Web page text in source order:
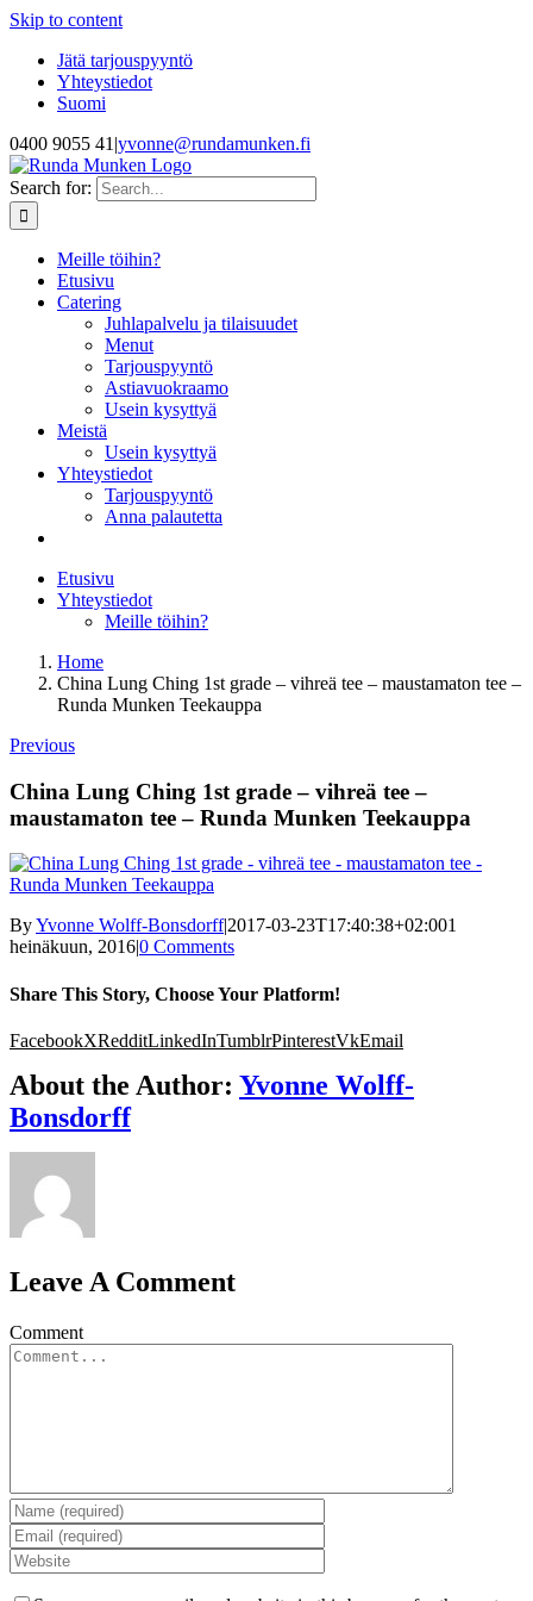
Skip to content
Jätä tarjouspyyntö
Yhteystiedot
Suomi
0400 9055 41 |yvonne@rundamunken.fi
Search for:
Meille töihin?
Etusivu
Catering
Juhlapalvelu ja tilaisuudet
Menut
Tarjouspyyntö
Astiavuokraamo
Usein kysyttyä
Meistä
Usein kysyttyä
Yhteystiedot
Tarjouspyyntö
Anna palautetta
Etusivu
Yhteystiedot
Meille töihin?
Home
China Lung Ching 1st grade – vihreä tee – maustamaton tee –
Runda Munken Teekauppa
Previous
China Lung Ching 1st grade – vihreä tee –
maustamaton tee – Runda Munken Teekauppa
ByYvonne Wolff-Bonsdorff|2017-03-23T17:40:38+02:001
heinäkuun, 2016|0 Comments
Share This Story, Choose Your Platform!
FacebookXRedditLinkedInTumblrPinterestVkEmail
About the Author: Yvonne Wolff-
Bonsdorff
Leave A Comment
Comment